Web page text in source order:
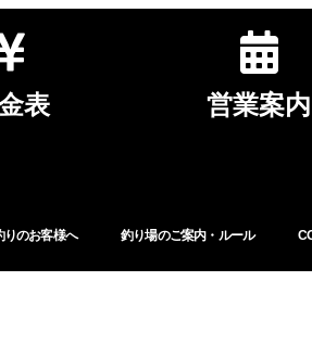
表 営業案内
りのお客様へ 釣り場のご案内・ルール